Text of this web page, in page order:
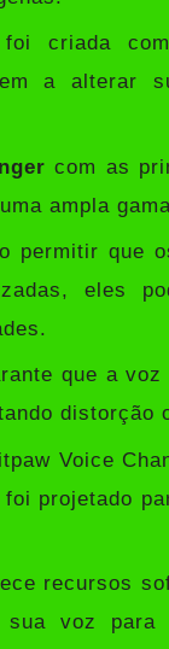
criada
a alterar
com as
ampla
permitir que
eles
que a
distorção
Voice
projetado
recursos
sua voz